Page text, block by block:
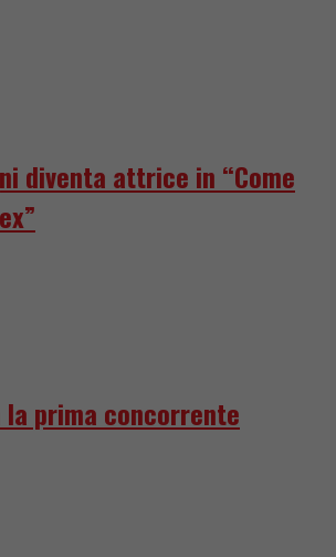
diventa attrice in “Come
la prima concorrente